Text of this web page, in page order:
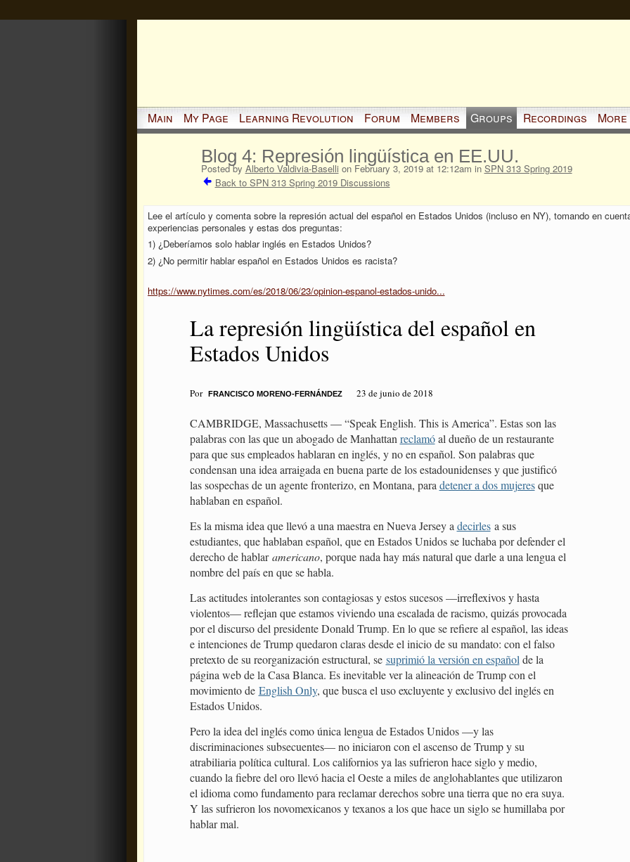
Main My Page Learning Revolution Forum Members Groups Recordings More
Blog 4: Represión lingüística en EE.UU.
Posted by Alberto Valdivia-Baselli on February 3, 2019 at 12:12am in SPN 313 Spring 2019
Back to SPN 313 Spring 2019 Discussions
Lee el artículo y comenta sobre la represión actual del español en Estados Unidos (incluso en NY), tomando en
experiencias personales y estas dos preguntas:
1) ¿Deberíamos solo hablar inglés en Estados Unidos?
2) ¿No permitir hablar español en Estados Unidos es racista?
https://www.nytimes.com/es/2018/06/23/opinion-espanol-estados-unido...
La represión lingüística del español en
Estados Unidos
Por FRANCISCO MORENO-FERNÁNDEZ 23 de junio de 2018
CAMBRIDGE, Massachusetts — “Speak English. This is America”. Estas son las
palabras con las que un abogado de Manhattanreclamóal dueño de un restaurante
para que sus empleados hablaran en inglés, y no en español. Son palabras que
condensan una idea arraigada en buena parte de los estadounidenses y que justificó
las sospechas de un agente fronterizo, en Montana, paradetener a dos mujeresque
hablaban en español.
Es la misma idea que llevó a una maestra en Nueva Jersey adecirlesa sus
estudiantes, que hablaban español, que en Estados Unidos se luchaba por defender el
derecho de hablaramericano, porque nada hay más natural que darle a una lengua el
nombre del país en que se habla.
Las actitudes intolerantes son contagiosas y estos sucesos —irreflexivos y hasta
violentos— reflejan que estamos viviendo una escalada de racismo, quizás provocada
por el discurso del presidente Donald Trump. En lo que se refiere al español, las ideas
e intenciones de Trump quedaron claras desde el inicio de su mandato: con el falso
pretexto de su reorganización estructural, se suprimió la versión en españolde la
página web de la Casa Blanca. Es inevitable ver la alineación de Trump con el
movimiento de English Only, que busca el uso excluyente y exclusivo del inglés en
Estados Unidos.
Pero la idea del inglés como única lengua de Estados Unidos —y las
discriminaciones subsecuentes— no iniciaron con el ascenso de Trump y su
atrabiliaria política cultural. Los californios ya las sufrieron hace siglo y medio,
cuando la fiebre del oro llevó hacia el Oeste a miles de anglohablantes que utilizaron
el idioma como fundamento para reclamar derechos sobre una tierra que no era suya.
Y las sufrieron los novomexicanos y texanos a los que hace un siglo se humillaba por
hablar mal.